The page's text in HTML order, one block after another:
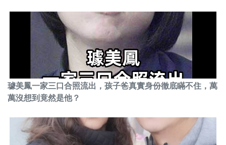
璩美鳳一家三口合照流出，孩子爸真實身份徹底瞞不住，萬
萬沒想到竟然是他？